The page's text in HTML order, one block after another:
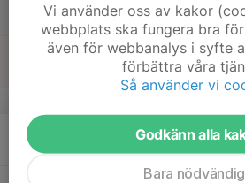
20
Mån
Vi använder oss av kakor
webbplats ska fungera bra
även för webbanalys i syfte
förbättra våra
Så använder vi
Godkänn alla
Bara